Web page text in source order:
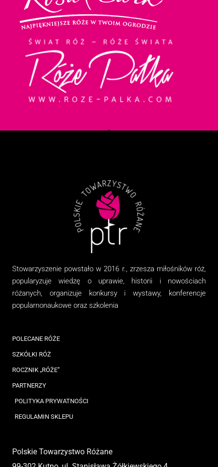
Stowarzyszenie powstało w 2016 r., zrzesza miłośników róż,
popularyzuje wiedzę o uprawie, historii i nowościach
różanych, organizujekonkursy i wystawy, konferencje
popularnonaukowe oraz szkolenia
POLECANE RÓŻE
SZKÓŁKI RÓŻ
ROCZNIK „RÓŻE”
PARTNERZY
POLITYKA PRYWATNOŚCI
REGULAMIN SKLEPU
Polskie Towarzystwo Różane